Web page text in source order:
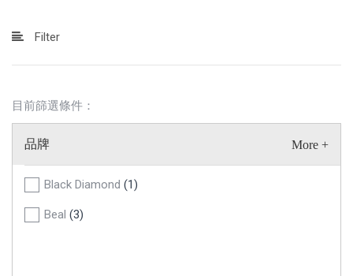
Filter
目前篩選條件：
品牌
Black Diamond (1)
Beal (3)